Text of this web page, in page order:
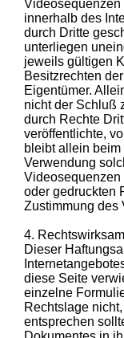
Videosequenzen
innerhalb des
durch Dritte
unterliegen
jeweils gültigen
Besitzrechten
Eigentümer.
nicht der Schluß
durch Rechte
veröffentlichte,
bleibt allein
Verwendung
Videosequenzen
oder gedruckten
Zustimmung des
4.
Dieser
diese Seite
einzelne
Rechtslage
entsprechen